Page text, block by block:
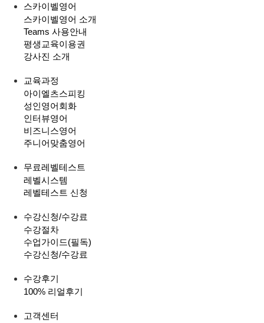
스카이벨영어
스카이벨영어 소개
Teams 사용안내
평생교육이용권
강사진 소개
교육과정
아이엘츠스피킹
성인영어회화
인터뷰영어
비즈니스영어
주니어맞춤영어
무료레벨테스트
레벨시스템
레벨테스트 신청
수강신청/수강료
수강절차
수업가이드(필독)
수강신청/수강료
수강후기
100% 리얼후기
고객센터